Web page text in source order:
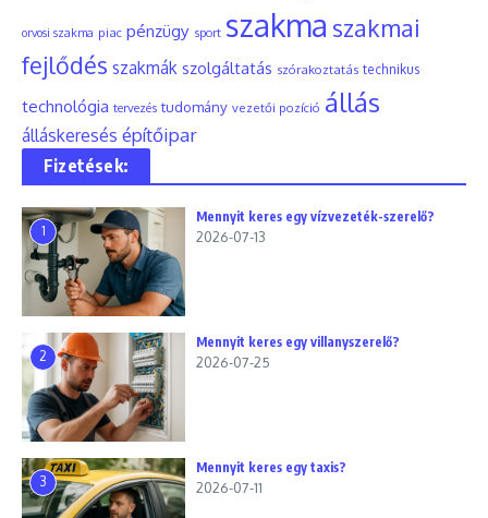
orvosi szakma piac pénzügy sport szakma szakmai
fejlődés szakmák szolgáltatás szórakoztatás technikus
technológia tervezés tudomány vezetői pozíció állás
álláskeresés építőipar
Fizetések:
1
Mennyit keres egy vízvezeték-szerelő?
2026-07-13
2
Mennyit keres egy villanyszerelő?
2026-07-25
3
Mennyit keres egy taxis?
2026-07-11